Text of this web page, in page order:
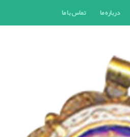
درباره ما تماس با ما